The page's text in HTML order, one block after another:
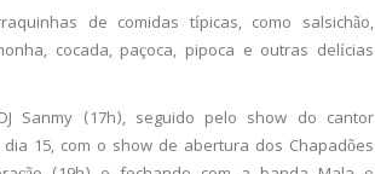
de comidas típicas, como salsichão,
cocada, paçoca, pipoca e outras delícias
Sanmy (17h), seguido pelo show do cantor
15, com o show de abertura dos Chapadões